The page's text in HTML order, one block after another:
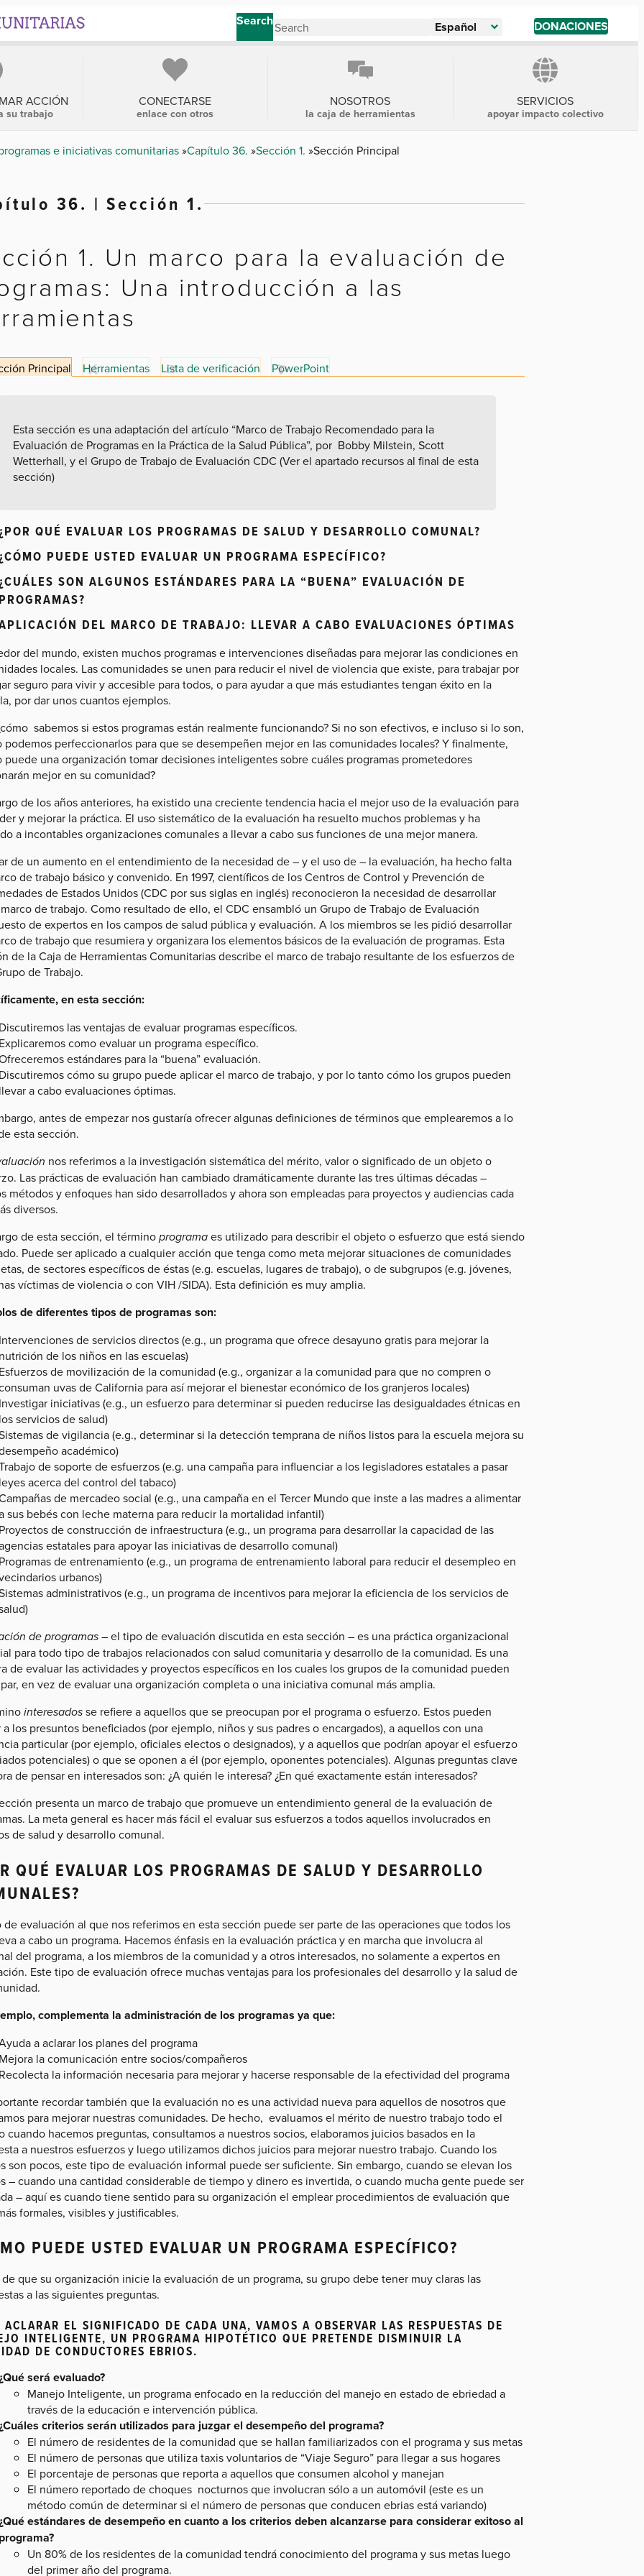
Search Español DONACIONES
ACCIÓN
su trabajo
CONECTARSE
enlace con otros
NOSOTROS
la caja de herramientas
SERVICIOS
apoyar impacto colectivo
e iniciativas comunitarias Capítulo 36. Sección 1. Sección Principal
36. | Sección 1.
1. Un marco para la evaluación de
Una introducción a las
Principal Herramientas Lista de verificación PowerPoint
Esta sección es una adaptación del artículo “Marco de Trabajo Recomendado para la
Evaluación de Programas en la Práctica de la Salud Pública”, por Bobby Milstein, Scott
Wetterhall, y el Grupo de Trabajo de Evaluación CDC (Ver el apartado recursos al final de esta
sección)
QUÉ EVALUAR LOS PROGRAMAS DE SALUD Y DESARROLLO COMUNAL?
PUEDE USTED EVALUAR UN PROGRAMA ESPECÍFICO?
SON ALGUNOS ESTÁNDARES PARA LA “BUENA” EVALUACIÓN DE
PROGRAMAS?
DEL MARCO DE TRABAJO: LLEVAR A CABO EVALUACIONES ÓPTIMAS
del mundo, existen muchos programas e intervenciones diseñadas para mejorar las condiciones en
locales. Las comunidades se unen para reducir el nivel de violencia que existe, para trabajar por
seguro para vivir y accesible para todos, o para ayudar a que más estudiantes tengan éxito en la
por dar unos cuantos ejemplos.
sabemos si estos programas están realmente funcionando? Si no son efectivos, e incluso si lo son,
podemos perfeccionarlos para que se desempeñen mejor en las comunidades locales? Y finalmente,
puede una organización tomar decisiones inteligentes sobre cuáles programas prometedores
mejor en su comunidad?
de los años anteriores, ha existido una creciente tendencia hacia el mejor uso de la evaluación para
y mejorar la práctica. El uso sistemático de la evaluación ha resuelto muchos problemas y ha
a incontables organizaciones comunales a llevar a cabo sus funciones de una mejor manera.
de un aumento en el entendimiento de la necesidad de – y el uso de – la evaluación, ha hecho falta
de trabajo básico y convenido. En 1997, científicos de los Centros de Control y Prevención de
de Estados Unidos (CDC por sus siglas en inglés) reconocieron la necesidad de desarrollar
de trabajo. Como resultado de ello, el CDC ensambló un Grupo de Trabajo de Evaluación
de expertos en los campos de salud pública y evaluación. A los miembros se les pidió desarrollar
de trabajo que resumiera y organizara los elementos básicos de la evaluación de programas. Esta
de la Caja de Herramientas Comunitarias describe el marco de trabajo resultante de los esfuerzos de
de Trabajo.
en esta sección:
Discutiremos las ventajas de evaluar programas específicos.
Explicaremos como evaluar un programa específico.
estándares para la “buena” evaluación.
Discutiremos cómo su grupo puede aplicar el marco de trabajo, y por lo tanto cómo los grupos pueden
llevar a cabo evaluaciones óptimas.
antes de empezar nos gustaría ofrecer algunas definiciones de términos que emplearemos a lo
esta sección.
nos referimos a la investigación sistemática del mérito, valor o significado de un objeto o
Las prácticas de evaluación han cambiado dramáticamente durante las tres últimas décadas –
métodos y enfoques han sido desarrollados y ahora son empleadas para proyectos y audiencias cada
diversos.
de esta sección, el términoprogramaes utilizado para describir el objeto o esfuerzo que está siendo
Puede ser aplicado a cualquier acción que tenga como meta mejorar situaciones de comunidades
de sectores específicos de éstas (e.g. escuelas, lugares de trabajo), o de subgrupos (e.g. jóvenes,
víctimas de violencia o con VIH /SIDA). Esta definición es muy amplia.
de diferentes tipos de programas son:
Intervenciones de servicios directos (e.g., un programa que ofrece desayuno gratis para mejorar la
nutrición de los niños en las escuelas)
Esfuerzos de movilización de la comunidad (e.g., organizar a la comunidad para que no compren o
uvas de California para así mejorar el bienestar económico de los granjeros locales)
Investigar iniciativas (e.g., un esfuerzo para determinar si pueden reducirse las desigualdades étnicas en
los servicios de salud)
de vigilancia (e.g., determinar si la detección temprana de niños listos para la escuela mejora su
académico)
de soporte de esfuerzos (e.g. una campaña para influenciar a los legisladores estatales a pasar
leyes acerca del control del tabaco)
de mercadeo social (e.g., una campaña en el Tercer Mundo que inste a las madres a alimentar
sus bebés con leche materna para reducir la mortalidad infantil)
Proyectos de construcción de infraestructura (e.g., un programa para desarrollar la capacidad de las
estatales para apoyar las iniciativas de desarrollo comunal)
Programas de entrenamiento (e.g., un programa de entrenamiento laboral para reducir el desempleo en
urbanos)
administrativos (e.g., un programa de incentivos para mejorar la eficiencia de los servicios de
de programas– el tipo de evaluación discutida en esta sección – es una práctica organizacional
para todo tipo de trabajos relacionados con salud comunitaria y desarrollo de la comunidad. Es una
de evaluar las actividades y proyectos específicos en los cuales los grupos de la comunidad pueden
en vez de evaluar una organización completa o una iniciativa comunal más amplia.
interesadosse refiere a aquellos que se preocupan por el programa o esfuerzo. Estos pueden
los presuntos beneficiados (por ejemplo, niños y sus padres o encargados), a aquellos con una
particular (por ejemplo, oficiales electos o designados), y a aquellos que podrían apoyar el esfuerzo
potenciales) o que se oponen a él (por ejemplo, oponentes potenciales). Algunas preguntas clave
de pensar en interesados son: ¿A quién le interesa? ¿En qué exactamente están interesados?
presenta un marco de trabajo que promueve un entendimiento general de la evaluación de
La meta general es hacer más fácil el evaluar sus esfuerzos a todos aquellos involucrados en
de salud y desarrollo comunal.
QUÉ EVALUAR LOS PROGRAMAS DE SALUD Y DESARROLLO
de evaluación al que nos referimos en esta sección puede ser parte de las operaciones que todos los
a cabo un programa. Hacemos énfasis en la evaluación práctica y en marcha que involucra al
del programa, a los miembros de la comunidad y a otros interesados, no solamente a expertos en
Este tipo de evaluación ofrece muchas ventajas para los profesionales del desarrollo y la salud de
complementa la administración de los programas ya que:
a aclarar los planes del programa
Mejora la comunicación entre socios/compañeros
Recolecta la información necesaria para mejorar y hacerse responsable de la efectividad del programa
recordar también que la evaluación no es una actividad nueva para aquellos de nosotros que
para mejorar nuestras comunidades. De hecho, evaluamos el mérito de nuestro trabajo todo el
cuando hacemos preguntas, consultamos a nuestros socios, elaboramos juicios basados en la
a nuestros esfuerzos y luego utilizamos dichos juicios para mejorar nuestro trabajo. Cuando los
son pocos, este tipo de evaluación informal puede ser suficiente. Sin embargo, cuando se elevan los
– cuando una cantidad considerable de tiempo y dinero es invertida, o cuando mucha gente puede ser
– aquí es cuando tiene sentido para su organización el emplear procedimientos de evaluación que
formales, visibles y justificables.
PUEDE USTED EVALUAR UN PROGRAMA ESPECÍFICO?
que su organización inicie la evaluación de un programa, su grupo debe tener muy claras las
a las siguientes preguntas.
ACLARAR EL SIGNIFICADO DE CADA UNA, VAMOS A OBSERVAR LAS RESPUESTAS DE
INTELIGENTE, UN PROGRAMA HIPOTÉTICO QUE PRETENDE DISMINUIR LA
DE CONDUCTORES EBRIOS.
será evaluado?
Manejo Inteligente, un programa enfocado en la reducción del manejo en estado de ebriedad a
través de la educación e intervención pública.
criterios serán utilizados para juzgar el desempeño del programa?
El número de residentes de la comunidad que se hallan familiarizados con el programa y sus metas
El número de personas que utiliza taxis voluntarios de “Viaje Seguro” para llegar a sus hogares
El porcentaje de personas que reporta a aquellos que consumen alcohol y manejan
El número reportado de choques nocturnos que involucran sólo a un automóvil (este es un
método común de determinar si el número de personas que conducen ebrias está variando)
estándares de desempeño en cuanto a los criterios deben alcanzarse para considerar exitoso al
programa?
Un 80% de los residentes de la comunidad tendrá conocimiento del programa y sus metas luego
del primer año del programa.